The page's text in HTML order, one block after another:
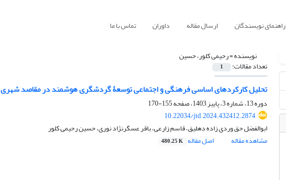
راهنمای نویسندگان ارسال مقاله داوران تماس با ما
نویسنده =رحیمی کلور، حسین
تعداد مقالات: 1
تحلیل کارکردهای اساسی فرهنگی و اجتماعی توسعۀ گردشگری هوشمند در مقاصد شهری
دوره 13، شماره 3، پاییز 1403، صفحه
155-170
10.22034/jtd.2024.432412.2874
ابوالفضل حق وردی زاده دهلیق، قاسم زارعی، باقر عسگرنژاد نوری، حسین رحیمی کلور
مشاهده مقاله
اصل مقاله 480.25 K